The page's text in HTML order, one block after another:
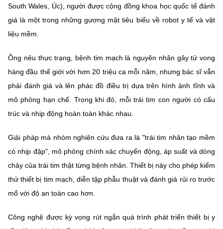
South Wales, Úc), người được cộng đồng khoa học quốc tế đánh
giá là một trong những gương mặt tiêu biểu về robot y tế và vật
liệu mềm.
Ông nêu thực trạng, bệnh tim mạch là nguyên nhân gây tử vong
hàng đầu thế giới với hơn 20 triệu ca mỗi năm, nhưng bác sĩ vẫn
phải đánh giá và lên phác đồ điều trị dựa trên hình ảnh tĩnh và
mô phỏng hạn chế. Trong khi đó, mỗi trái tim con người có cấu
trúc và nhịp động hoàn toàn khác nhau.
Giải pháp mà nhóm nghiên cứu đưa ra là "trái tim nhân tạo mềm
có nhịp đập", mô phỏng chính xác chuyển động, áp suất và dòng
chảy của trái tim thật từng bệnh nhân. Thiết bị này cho phép kiểm
thử thiết bị tim mạch, diễn tập phẫu thuật và đánh giá rủi ro trước
mổ với độ an toàn cao hơn.
Công nghệ được kỳ vọng rút ngắn quá trình phát triển thiết bị y